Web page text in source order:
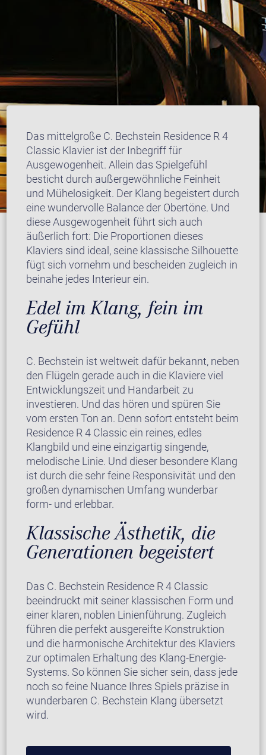
Das mittelgroße C. Bechstein Residence R 4
Classic Klavier ist der Inbegriff für
Ausgewogenheit. Allein das Spielgefühl
besticht durch außergewöhnliche Feinheit
und Mühelosigkeit. Der Klang begeistert durch
eine wundervolle Balance der Obertöne. Und
diese Ausgewogenheit führt sich auch
äußerlich fort: Die Proportionen dieses
Klaviers sind ideal, seine klassische Silhouette
fügt sich vornehm und bescheiden zugleich in
beinahe jedes Interieur ein.
Edel im Klang, fein im
Gefühl
C. Bechstein ist weltweit dafür bekannt, neben
den Flügeln gerade auch in die Klaviere viel
Entwicklungszeit und Handarbeit zu
investieren. Und das hören und spüren Sie
vom ersten Ton an. Denn sofort entsteht beim
Residence R 4 Classic ein reines, edles
Klangbild und eine einzigartig singende,
melodische Linie. Und dieser besondere Klang
ist durch die sehr feine Responsivität und den
großen dynamischen Umfang wunderbar
form- und erlebbar.
Klassische Ästhetik, die
Generationen begeistert
Das C. Bechstein Residence R 4 Classic
beeindruckt mit seiner klassischen Form und
einer klaren, noblen Linienführung. Zugleich
führen die perfekt ausgereifte Konstruktion
und die harmonische Architektur des Klaviers
zur optimalen Erhaltung des Klang-Energie-
Systems. So können Sie sicher sein, dass jede
noch so feine Nuance Ihres Spiels präzise in
wunderbaren C. Bechstein Klang übersetzt
wird.